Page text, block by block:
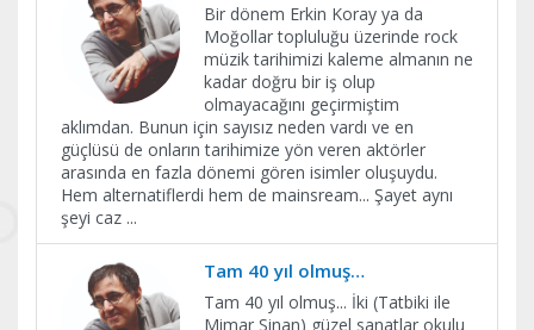
Bir dönem Erkin Koray ya da
Moğollar topluluğu üzerinde rock
müzik tarihimizi kaleme almanın ne
kadar doğru bir iş olup
olmayacağını geçirmiştim
aklımdan. Bunun için sayısız neden vardı ve en
güçlüsü de onların tarihimize yön veren aktörler
arasında en fazla dönemi gören isimler oluşuydu.
Hem alternatiflerdi hem de mainsream... Şayet aynı
şeyi caz ...
Tam 40 yıl olmuş…
Tam 40 yıl olmuş... İki (Tatbiki ile
Mimar Sinan) güzel sanatlar okulu